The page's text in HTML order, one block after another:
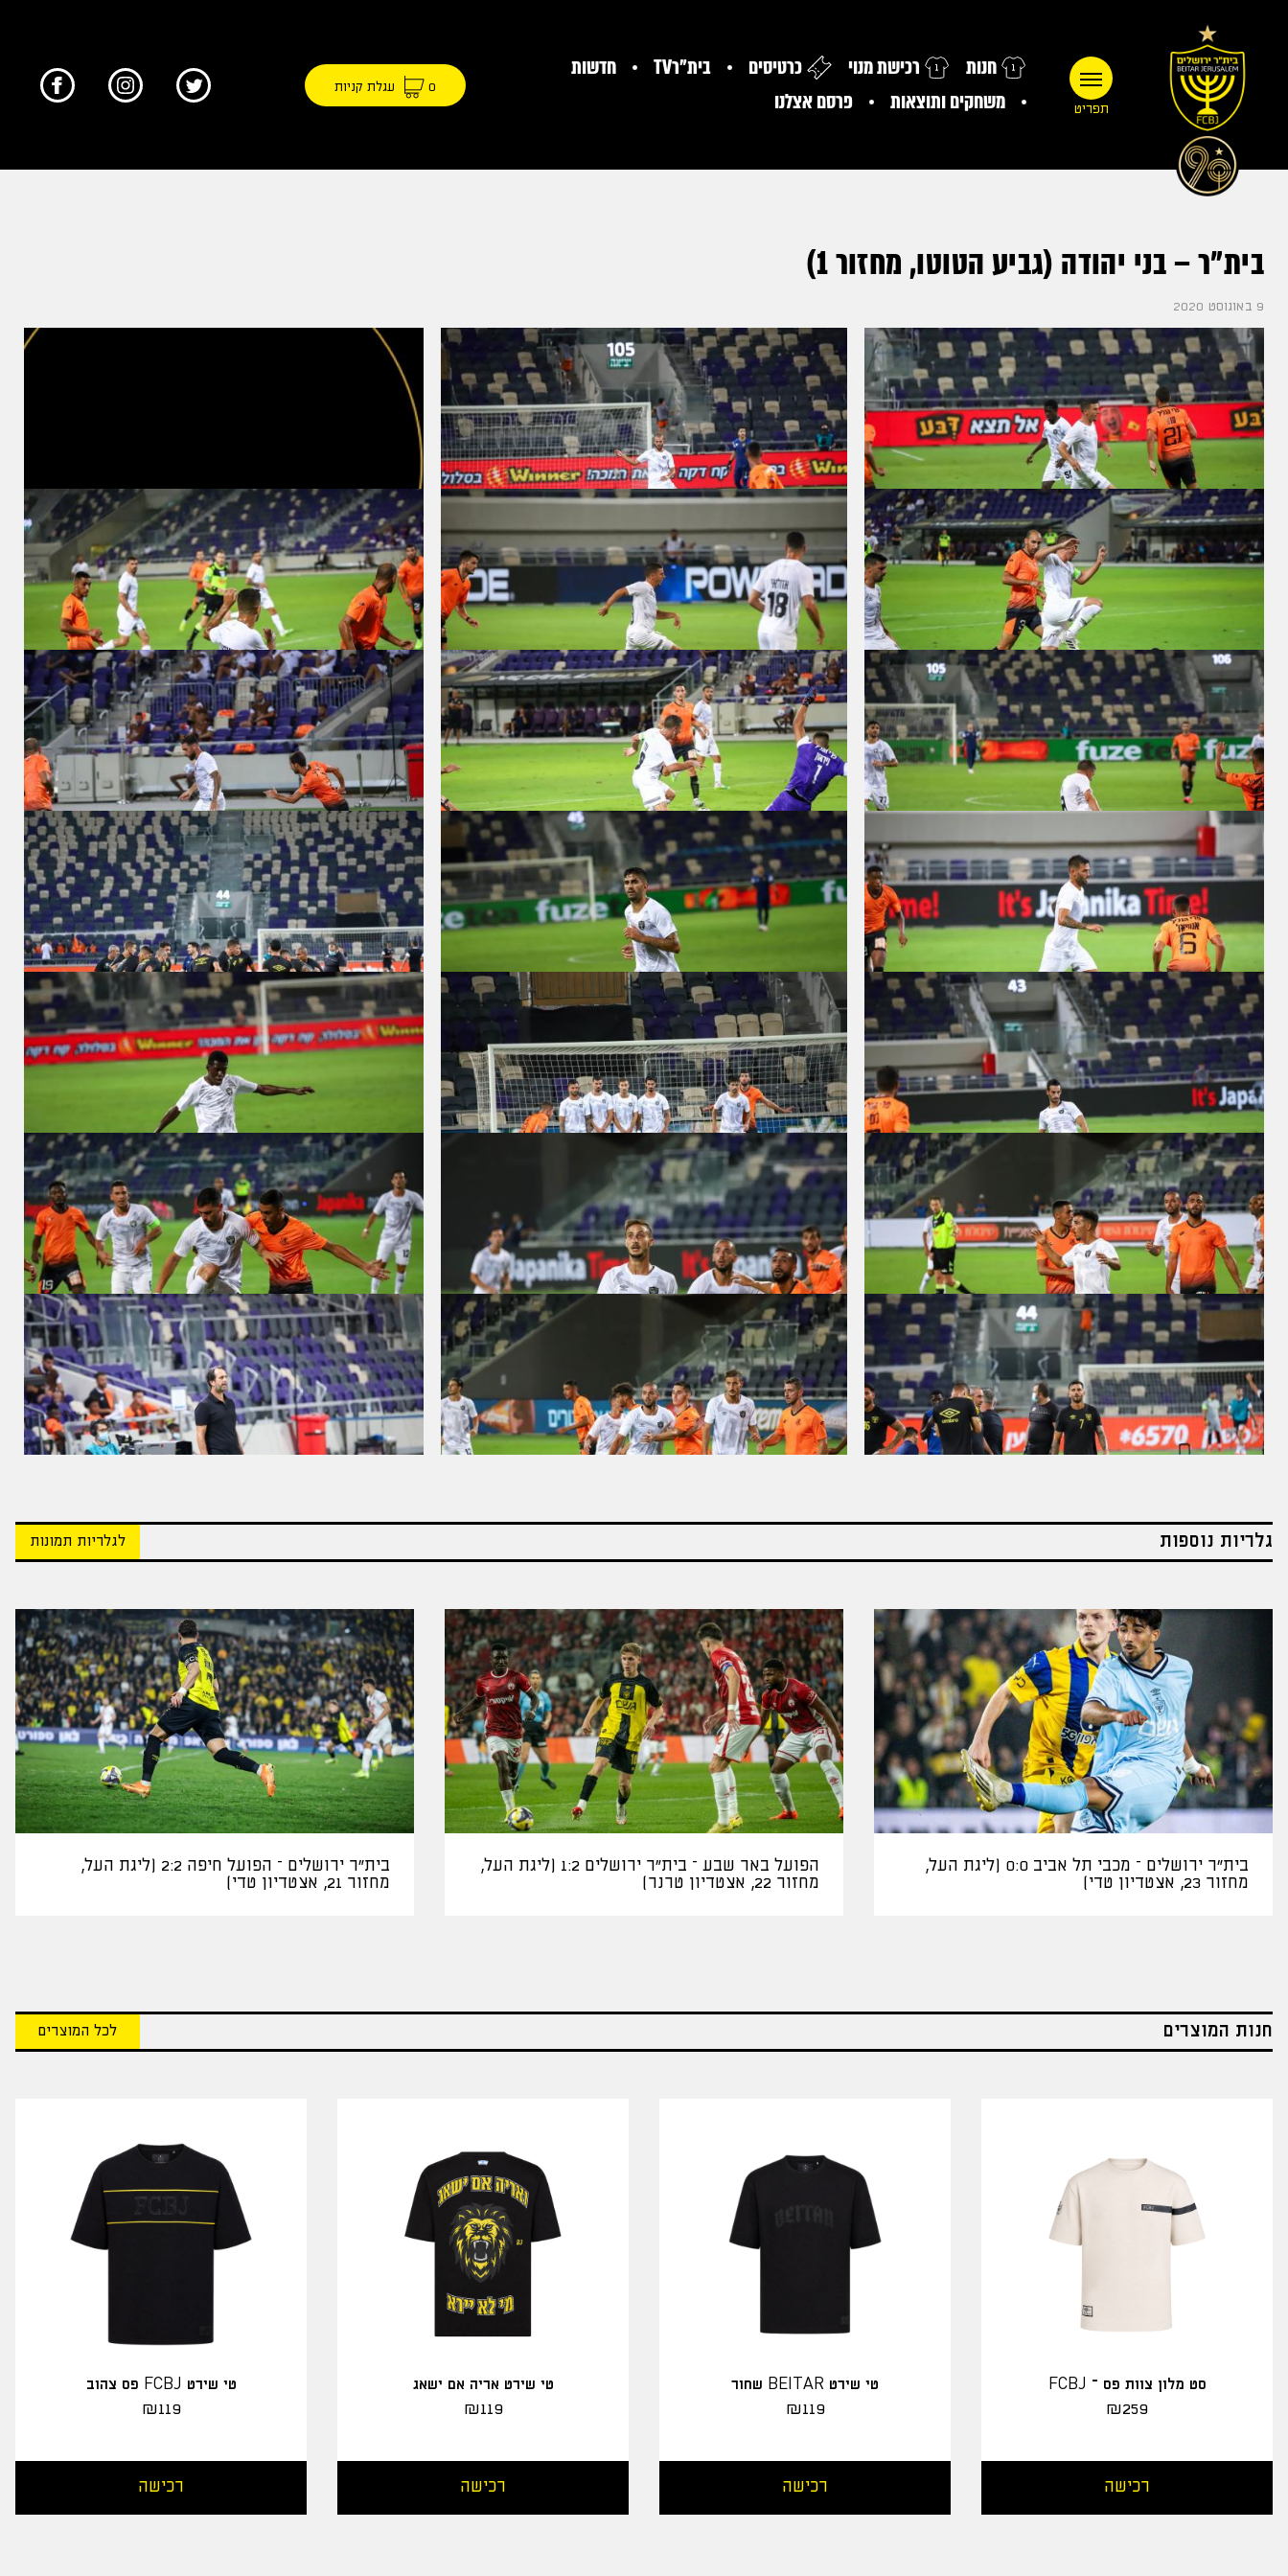
תפריט
חנות רכישת מנוי כרטיסים בית"רTV
חדשות
משחקים ותוצאות
פרסם אצלנו
0 עגלת קניות
בית״ר – בני יהודה (גביע הטוטו, מחזור 1)
9 באוגוסט 2020
גלריות נוספות לגלריות תמונות
בית"ר ירושלים – מכבי תל אביב 0:0 (ליגת העל,
מחזור 23, אצטדיון טדי)
הפועל באר שבע – בית"ר ירושלים 1:2 (ליגת העל,
מחזור 22, אצטדיון טרנר)
בית"ר ירושלים – הפועל חיפה 2:2 (ליגת העל,
מחזור 21, אצטדיון טדי)
חנות המוצרים לכל המוצרים
סט מלון צוות פס – FCBJ
₪259
רכישה
טי שירט BEITAR שחור
₪119
רכישה
טי שירט אריה אם ישאג
₪119
רכישה
טי שירט FCBJ פס צהוב
₪119
רכישה